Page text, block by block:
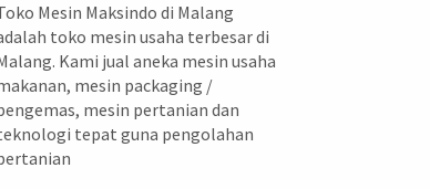
Mesin Maksindo di Malang
toko mesin usaha terbesar di
Kami jual aneka mesin usaha
mesin packaging /
mesin pertanian dan
tepat guna pengolahan